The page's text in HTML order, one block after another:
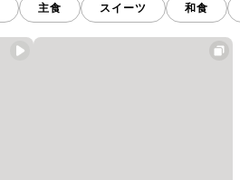
主食 スイーツ 和食